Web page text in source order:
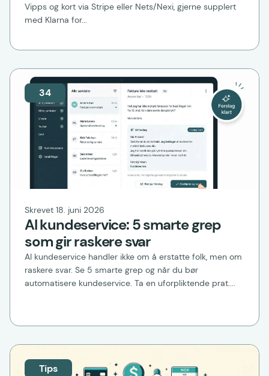
Vipps og kort via Stripe eller Nets/Nexi, gjerne supplert
med Klarna for...
34
Skrevet 18. juni 2026
AI kundeservice: 5 smarte grep
som gir raskere svar
AI kundeservice handler ikke om å erstatte folk, men om
raskere svar. Se 5 smarte grep og når du bør
automatisere kundeservice. Ta en uforpliktende prat....
Tips